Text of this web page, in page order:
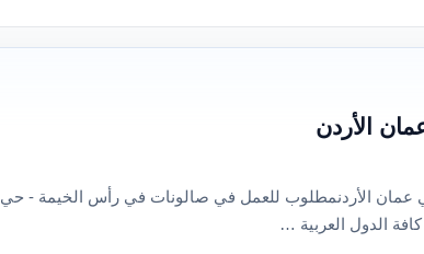
الأردن
الأردنمطلوب للعمل في صالونات في رأس الخيمة - حي